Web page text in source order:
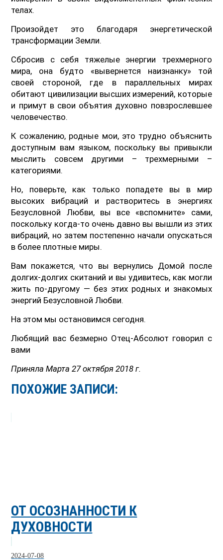
телах.
Произойдет это благодаря энергетической
трансформации Земли.
Сбросив с себя тяжелые энергии трехмерного
мира, она будто «вывернется наизнанку» той
своей стороной, где в параллельных мирах
обитают цивилизации высших измерений, которые
и примут в свои объятия духовно повзрослевшее
человечество.
К сожалению, родные мои, это трудно объяснить
доступным вам языком, поскольку вы привыкли
мыслить совсем другими – трехмерными –
категориями.
Но, поверьте, как только попадете вы в мир
высоких вибраций и растворитесь в энергиях
Безусловной Любви, вы все «вспомните» сами,
поскольку когда-то очень давно вы вышли из этих
вибраций, но затем постепенно начали опускаться
в более плотные миры.
Вам покажется, что вы вернулись Домой после
долгих-долгих скитаний и вы удивитесь, как могли
жить по-другому — без этих родных и знакомых
энергий Безусловной Любви.
На этом мы остановимся сегодня.
Любящий вас безмерно Отец-Абсолют говорил с
вами
Приняла Марта 27 октября 2018 г.
ПОХОЖИЕ ЗАПИСИ:
ОТ ОСОЗНАННОСТИ К
ДУХОВНОСТИ
2024-07-08